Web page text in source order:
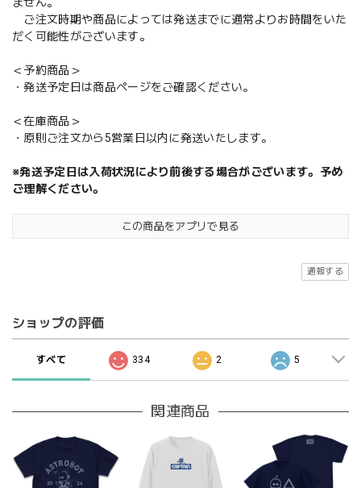
ません。
ご注文時期や商品によっては発送までに通常よりお時間をいた
だく可能性がございます。
＜予約商品＞
・発送予定日は商品ページをご確認ください。
＜在庫商品＞
・原則ご注文から5営業日以内に発送いたします。
※発送予定日は入荷状況により前後する場合がございます。予め
ご理解ください。
この商品をアプリで見る
通報する
ショップの評価
すべて 334 2 5
関連商品